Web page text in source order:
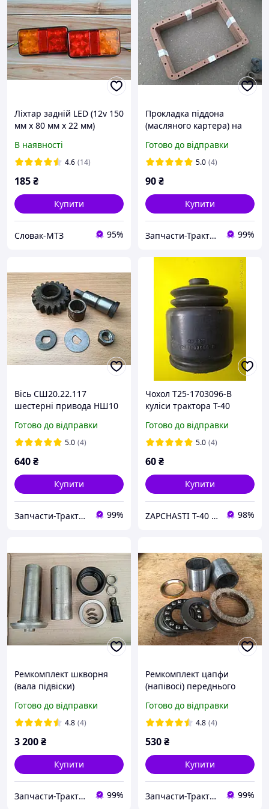
Ліхтар задній LED (12v 150
мм х 80 мм х 22 мм)
В наявності
4.6 (14)
185₴
Купити
Словак-МТЗ 95%
Прокладка піддона
(масляного картера) на
Д21)
Готово до відправки
5.0 (4)
90₴
Купити
Запчасти-Трактор-Харьков 99%
Вісь СШ20.22.117
шестерні привода НШ10
зразка в сборі
Готово до відправки
5.0 (4)
640₴
Купити
Запчасти-Трактор-Харьков 99%
Чохол Т25-1703096-В
куліси трактора Т-40
Готово до відправки
5.0 (4)
60₴
Купити
ZAPCHASTI T-40 KHARKIV UA 98%
Ремкомплект шкворня
(вала підвіски)
повний
Готово до відправки
4.8 (4)
3 200₴
Купити
Запчасти-Трактор-Харьков 99%
Ремкомплект цапфи
(напівосі) переднього
Готово до відправки
4.8 (4)
530₴
Купити
Запчасти-Трактор-Харьков 99%